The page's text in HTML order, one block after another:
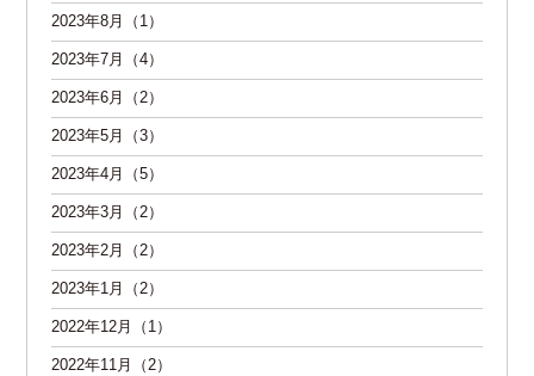
2023年8月（1）
2023年7月（4）
2023年6月（2）
2023年5月（3）
2023年4月（5）
2023年3月（2）
2023年2月（2）
2023年1月（2）
2022年12月（1）
2022年11月（2）